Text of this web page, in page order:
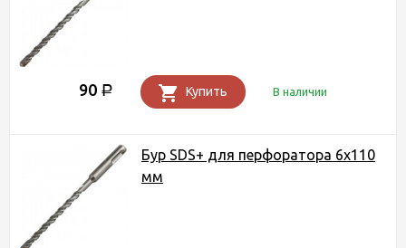
90 Р Купить В наличии
Бур SDS+ для перфоратора 6х110
мм